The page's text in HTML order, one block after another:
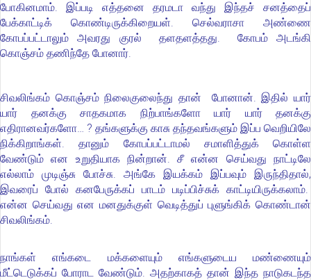
போகினமாம். இப்படி எத்தனை தரமடா வந்து இந்தச் சனத்தைப்
பேக்காட்டிக் கொண்டிருக்கிறையள். செல்வராசா அண்ணை
கோபப்பட்டாலும் அவரது குரல் தளதளத்தது. கோபம் அடங்கி
கொஞ்சம் தணிந்தே போனார்.
சிவலிங்கம் கொஞ்சம் நிலைகுலைந்து தான் போனான். இதில் யார்
யார் தனக்கு சாதகமாக நிற்பாங்களோ யார் யார் தனக்கு
எதிரானவர்களோ… ? தங்களுக்கு காசு தந்தவங்களும் இப்ப வெறியிலே
நிக்கிறாங்கள். தானும் கோபப்பட்டாமல் சமாளித்துக் கொள்ள
வேண்டும் என உறுதியாக நின்றான். சீ என்ன செய்வது நாட்டிலே
எல்லாம் முடிஞ்சு போச்சு. அங்கே இயக்கம் இப்பவும் இருந்திதால்,
இவரைப் போல் கனபேருக்கப் பாடம் படிப்பிச்சுக் காட்டியிருக்கலாம்.
என்ன செய்வது என மனதுக்குள் வெடித்துப் புளுங்கிக் கொண்டான்
சிவலிங்கம்.
நாங்கள் எங்கடை மக்களையும் எங்களுடைய மண்ணையும்
மீட்டெடுக்கப் போராட வேண்டும். அதற்காகத் தான் இந்த நாடுகடந்த